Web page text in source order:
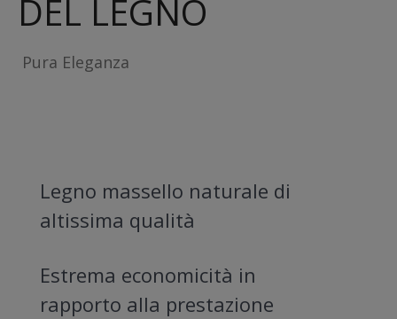
DEL LEGNO
Pura Eleganza
Legno massello naturale di
altissima qualità
Estrema economicità in
rapporto alla prestazione